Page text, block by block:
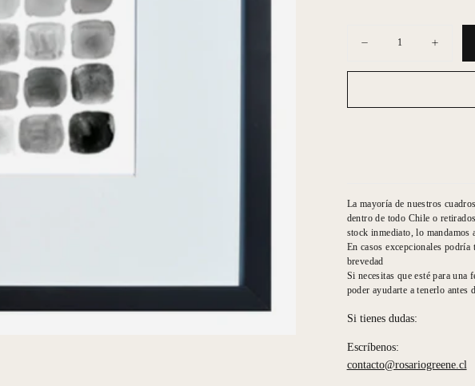
Disminuir
para
Aumentar
cantidad
para
La mayoría de nuestros
dentro de todo Chile o
stock inmediato, lo mandamos
En casos excepcionales
brevedad
Si necesitas que esté para una
poder ayudarte a tenerlo antes
Si tienes dudas:
Escríbenos:
contacto@rosariogreene.cl